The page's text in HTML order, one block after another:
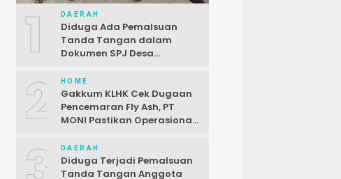
1 DAERAH
Diduga Ada Pemalsuan
Tanda Tangan dalam
Dokumen SPJ Desa
Dilaporkan ke Polda Metro
Jaya
2 HOME
Gakkum KLHK Cek Dugaan
Pencemaran Fly Ash, PT
MONI Pastikan Operasional
DAERAH
Diduga Terjadi Pemalsuan
Tanda Tangan Anggota